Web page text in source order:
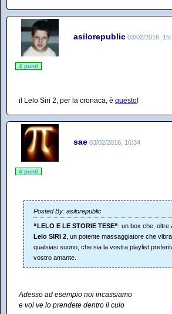
asilorepublic 03/02/2016,
4 punti
il Lelo Siri 2, per la cronaca, è questo!
sae 03/02/2016, 16:34
4 punti
Posted By: asilorepublic
“LELO E LE STORIE TESE”: un box che, oltre
Lelo SIRI 2 , un potente massaggiatore che
qualsiasi suono, che sia la vostra playlist
vostro amante.
Adesso ad esempio noi incassiamo
e voi ve lo prendete dentro il culo